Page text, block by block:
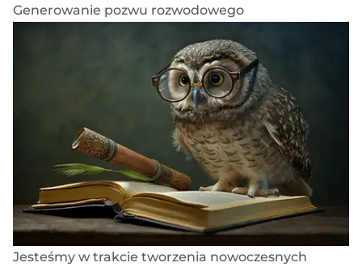
Generowanie pozwu rozwodowego
Jesteśmy w trakcie tworzenia nowoczesnych